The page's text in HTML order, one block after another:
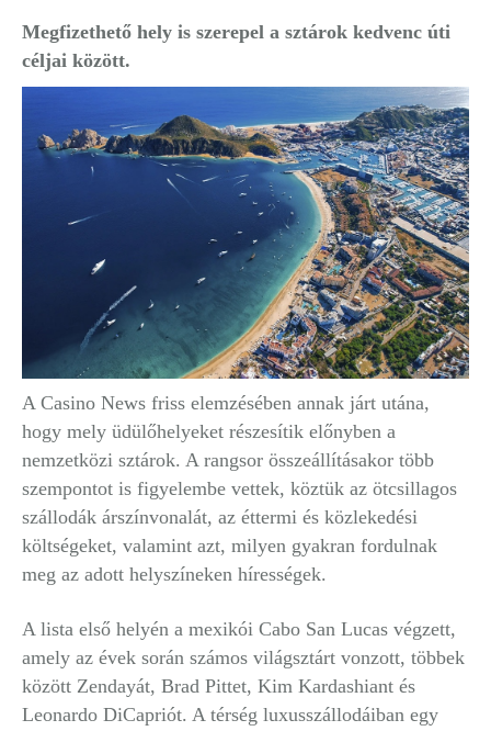
Megfizethető hely is szerepel a sztárok kedvenc úti
céljai között.
A Casino News friss elemzésében annak járt utána,
hogy mely üdülőhelyeket részesítik előnyben a
nemzetközi sztárok. A rangsor összeállításakor több
szempontot is figyelembe vettek, köztük az ötcsillagos
szállodák árszínvonalát, az éttermi és közlekedési
költségeket, valamint azt, milyen gyakran fordulnak
meg az adott helyszíneken hírességek.
A lista első helyén a mexikói Cabo San Lucas végzett,
amely az évek során számos világsztárt vonzott, többek
között Zendayát, Brad Pittet, Kim Kardashiant és
Leonardo DiCapriót. A térség luxusszállodáiban egy